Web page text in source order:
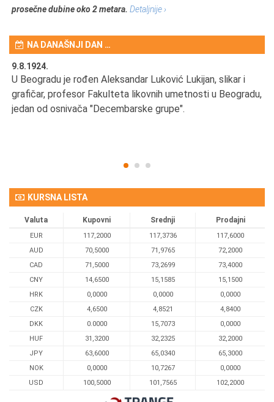
prosečne dubine oko 2 metara. Detaljnije ›
NA DANAŠNJI DAN …
9.8.1924.
U Beogradu je rođen Aleksandar Luković Lukijan, slikar i
grafičar, profesor Fakulteta likovnih umetnosti u Beogradu,
jedan od osnivača "Decembarske grupe".
KURSNA LISTA
Valuta Kupovni Srednji Prodajni
EUR 117,2000 117,3736
117,6000
AUD
70,5000 71,9765
72,2000
CAD
71,5000 73,2699
73,4000
CNY
14,6500 15,1585
15,1500
HRK
0,0000 0,0000
0,0000
CZK
4,6500 4,8521
4,8400
DKK
0.0000 15,7073
0,0000
HUF
31,3200 32,2325
32,2000
JPY
63,6000 65,0340
65,3000
NOK
0,0000 10,7267
0,0000
USD
100,5000 101,7565 102,2000